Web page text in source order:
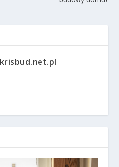
krisbud.net.pl